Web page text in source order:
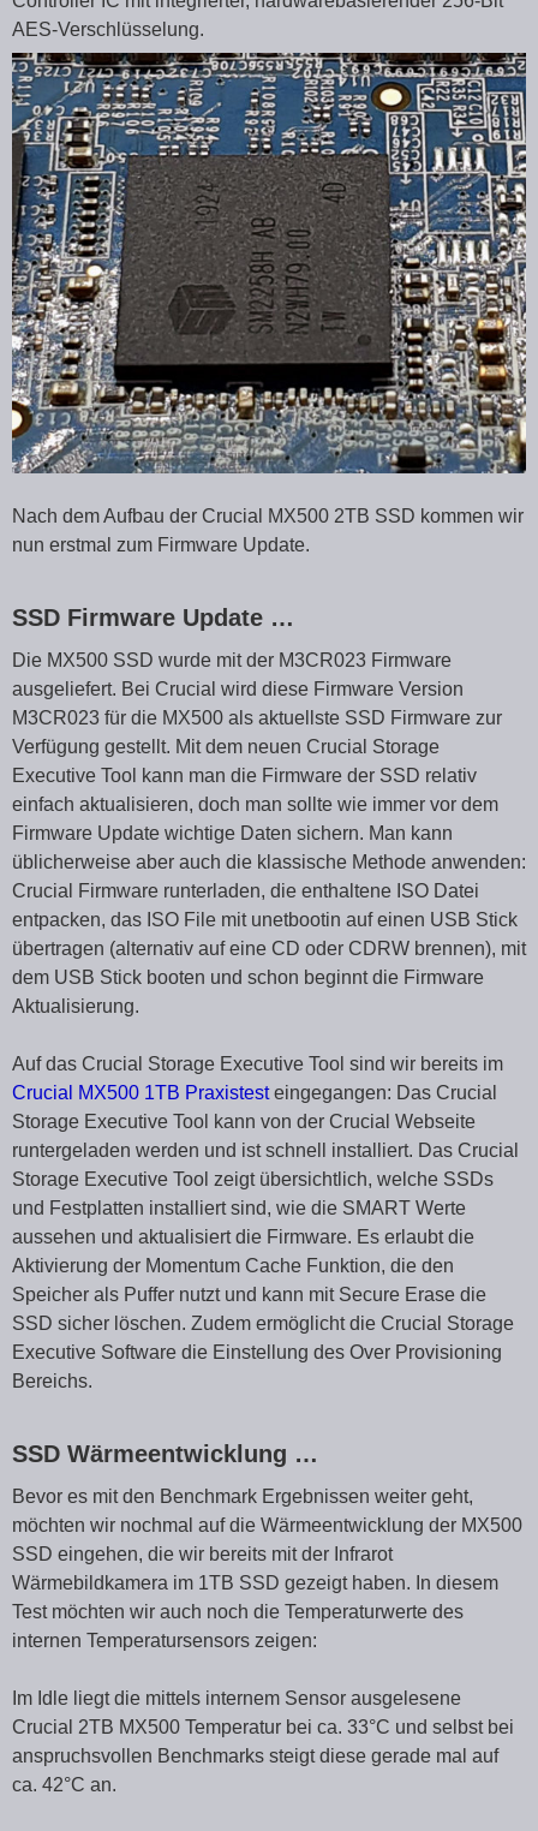
AES-Verschlüsselung.
Nach dem Aufbau der Crucial MX500 2TB SSD kommen wir
nun erstmal zum Firmware Update.
SSD Firmware Update …
Die MX500 SSD wurde mit der M3CR023 Firmware
ausgeliefert. Bei Crucial wird diese Firmware Version
M3CR023 für die MX500 als aktuellste SSD Firmware zur
Verfügung gestellt. Mit dem neuen Crucial Storage
Executive Tool kann man die Firmware der SSD relativ
einfach aktualisieren, doch man sollte wie immer vor dem
Firmware Update wichtige Daten sichern. Man kann
üblicherweise aber auch die klassische Methode anwenden:
Crucial Firmware runterladen, die enthaltene ISO Datei
entpacken, das ISO File mit unetbootin auf einen USB Stick
übertragen (alternativ auf eine CD oder CDRW brennen), mit
dem USB Stick booten und schon beginnt die Firmware
Aktualisierung.
Auf das Crucial Storage Executive Tool sind wir bereits im
Crucial MX500 1TB Praxistesteingegangen: Das Crucial
Storage Executive Tool kann von der Crucial Webseite
runtergeladen werden und ist schnell installiert. Das Crucial
Storage Executive Tool zeigt übersichtlich, welche SSDs
und Festplatten installiert sind, wie die SMART Werte
aussehen und aktualisiert die Firmware. Es erlaubt die
Aktivierung der Momentum Cache Funktion, die den
Speicher als Puffer nutzt und kann mit Secure Erase die
SSD sicher löschen. Zudem ermöglicht die Crucial Storage
Executive Software die Einstellung des Over Provisioning
Bereichs.
SSD Wärmeentwicklung …
Bevor es mit den Benchmark Ergebnissen weiter geht,
möchten wir nochmal auf die Wärmeentwicklung der MX500
SSD eingehen, die wir bereits mit der Infrarot
Wärmebildkamera im 1TB SSD gezeigt haben. In diesem
Test möchten wir auch noch die Temperaturwerte des
internen Temperatursensors zeigen:
Im Idle liegt die mittels internem Sensor ausgelesene
Crucial 2TB MX500 Temperatur bei ca. 33°C und selbst bei
anspruchsvollen Benchmarks steigt diese gerade mal auf
ca. 42°C an.